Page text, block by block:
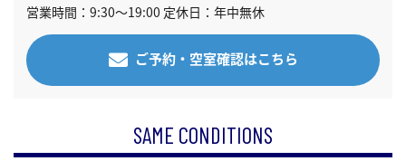
営業時間：9:30～19:00 定休日：年中無休
ご予約・空室確認はこちら
SAME CONDITIONS